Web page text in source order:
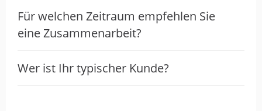
Social Media-Marketing
Webentwicklung
Werbung / Full Service
Für welchen Zeitraum empfehlen Sie
eine Zusammenarbeit?
Wer ist Ihr typischer Kunde?